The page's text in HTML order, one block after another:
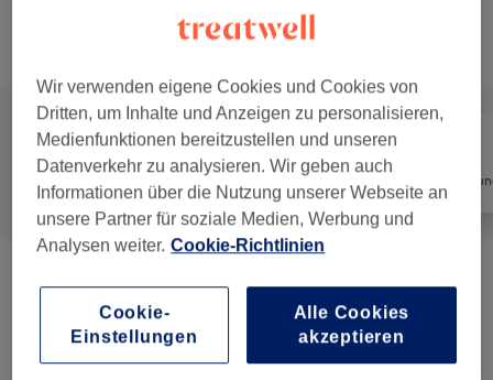
Soins Visage Traditionnels (hommes Et
(4)
Soin Anti-Âge Avancé (pour Hommes Et
Wir verwenden eigene Cookies und Cookies von
Dritten, um Inhalte und Anzeigen zu personalisieren,
Medienfunktionen bereitzustellen und unseren
Datenverkehr zu analysieren. Wir geben auch
Informationen über die Nutzung unserer Webseite an
unsere Partner für soziale Medien, Werbung und
Analysen weiter. Cookie-Richtlinien
Alle Cookies
akzeptieren
Cookie-
Einstellungen